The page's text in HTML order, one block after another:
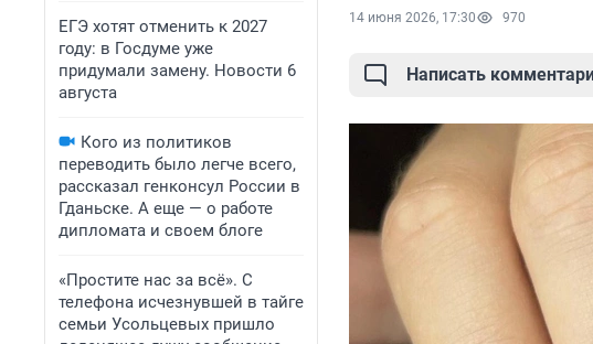
ЕГЭ хотят отменить к 2027
году: в Госдуме уже
придумали замену. Новости 6
августа
Кого из политиков
переводить было легче всего,
рассказал генконсул России в
Гданьске. А еще — о работе
дипломата и своем блоге
«Простите нас за всё». С
телефона исчезнувшей в тайге
семьи Усольцевых пришло
14 июня 2026, 17:30 970
Написать